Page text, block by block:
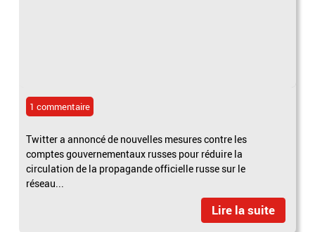
1 commentaire
Twitter a annoncé de nouvelles mesures contre les
comptes gouvernementaux russes pour réduire la
circulation de la propagande officielle russe sur le
réseau...
Lire la suite